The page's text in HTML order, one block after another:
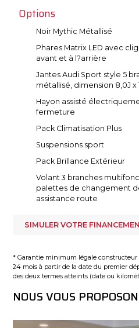
Options
Noir Mythic Métallisé
Phares Matrix LED avec
avant et à l?arrière
Jantes Audi Sport style 5
métallisé, dimension 8,0J x
Hayon assisté
fermeture
Pack Climatisation Plus
Suspensions sport
Pack Brillance Extérieur
Volant 3 branches
palettes de changement
assistance route
SIMULER VOTRE
* Garantie minimum légale constructeur
24 mois à partir de la date du premier
des deux termes atteints (date ou
NOUS VOUS